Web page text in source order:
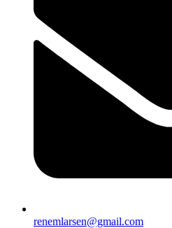
renemlarsen@gmail.com